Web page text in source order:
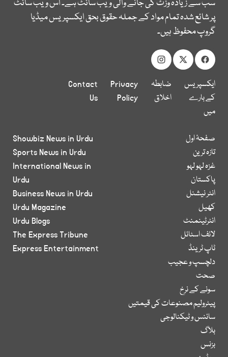
سب سے زیادہ وزٹ کی جانے والی ویب سائٹ ہے۔ اس ویب سائٹ
پر شائع شدہ تمام مواد کے جملہ حقوق بحق ایکسپریس میڈیا
گروپ محفوظ ہیں۔
ایکسپریس
کے بارے
میں
ضابطہ
اخلاق
Privacy
Policy
Contact
Us
صفحۂ اول
تازہ ترین
غزہ لہو لہو
پاکستان
انٹر نیشنل
کھیل
انٹرٹینمنٹ
لائف اسٹائل
ٹاپ ٹرینڈ
دلچسپ و عجیب
صحت
سونے کے نرخ
پیٹرولیم مصنوعات کی قیمتیں
سائنس و ٹیکنالوجی
بلاگ
بزنس
Showbiz News in Urdu
Sports News in Urdu
International News in
Urdu
Business News in Urdu
Urdu Magazine
Urdu Blogs
The Express Tribune
Express Entertainment